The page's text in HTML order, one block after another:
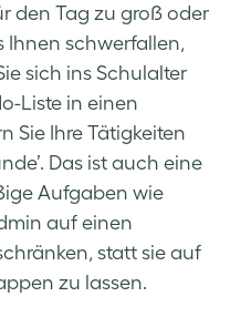
den Tag zu groß oder
Ihnen schwerfallen,
sich ins Schulalter
Liste in einen
Sie Ihre Tätigkeiten
Das ist auch eine
Aufgaben wie
auf einen
statt sie auf
zu lassen.